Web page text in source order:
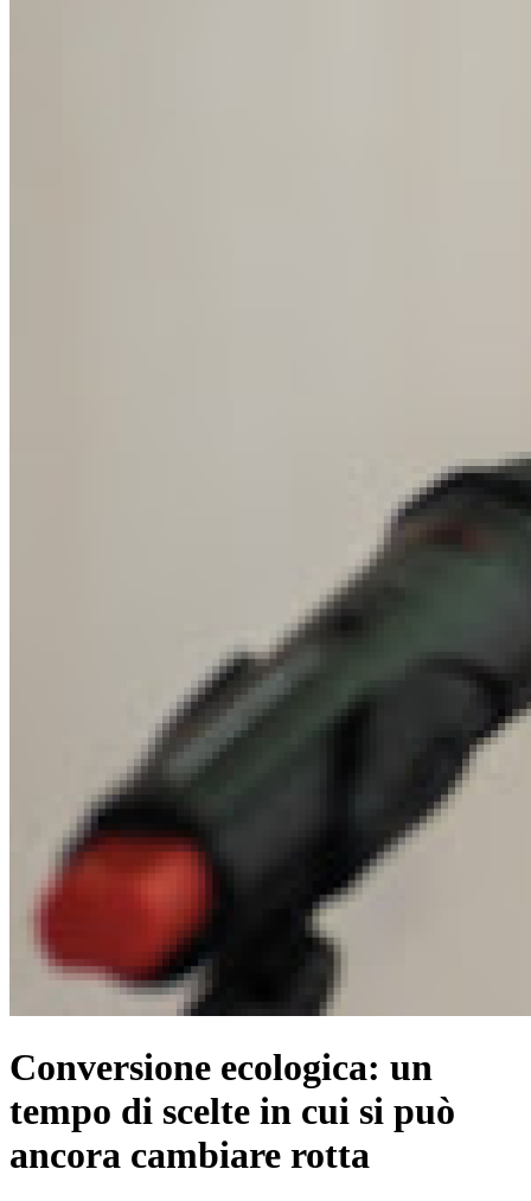
Conversione ecologica: un
tempo di scelte in cui si può
ancora cambiare rotta